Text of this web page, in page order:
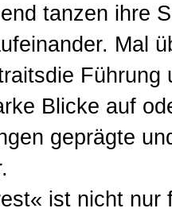
tanzen ihre
Mal
Führung
Blicke auf
geprägte
ist nicht nur